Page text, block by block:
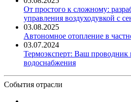
От простого к сложному:
управления воздуходувкой с
03.08.2025
Автономное отопление в
03.07.2024
Термоэксперт: Ваш проводник
водоснабжения
События отрасли